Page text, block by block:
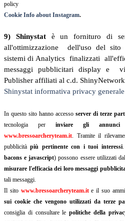
policy
Cookie Info about Instagram.
9) Shinystat è un fornituro di
all'ottimizzazione dell'uso del sito
sistemi di Analytics finalizzati
messaggi pubblicitari display e
Publisher affiliati al c.d.
Shinystat informativa privacy generale
In questo sito hanno accesso server di terze
tecnologia per inviare gli
www.bressoarcheryteam.it. Tramite il
pubblicitàpiù pertinente con i tuoi interessi.
bacons e javascript) possono essere utilizzati
misurare l'efficacia dei loro messaggi
tali messaggi.
Il sito www.bressoarcheryteam.ite il suo
sui cookie che vengono utilizzati da terze
consiglia di consultare le politiche della